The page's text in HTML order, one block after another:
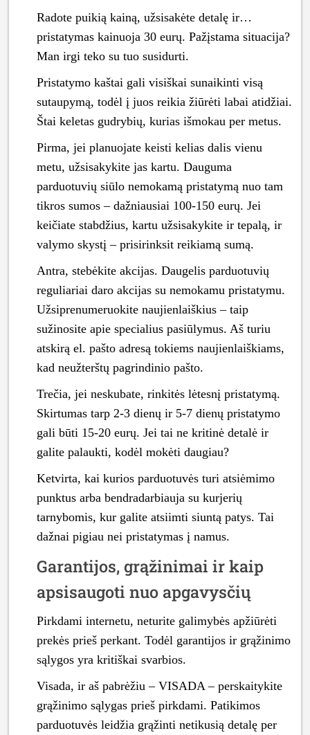
Radote puikią kainą, užsisakėte detalę ir…
pristatymas kainuoja 30 eurų. Pažįstama situacija?
Man irgi teko su tuo susidurti.
Pristatymo kaštai gali visiškai sunaikinti visą
sutaupymą, todėl į juos reikia žiūrėti labai atidžiai.
Štai keletas gudrybių, kurias išmokau per metus.
Pirma, jei planuojate keisti kelias dalis vienu
metu, užsisakykite jas kartu. Dauguma
parduotuvių siūlo nemokamą pristatymą nuo tam
tikros sumos – dažniausiai 100-150 eurų. Jei
keičiate stabdžius, kartu užsisakykite ir tepalą, ir
valymo skystį – prisirinksit reikiamą sumą.
Antra, stebėkite akcijas. Daugelis parduotuvių
reguliariai daro akcijas su nemokamu pristatymu.
Užsiprenumeruokite naujienlaiškius – taip
sužinosite apie specialius pasiūlymus. Aš turiu
atskirą el. pašto adresą tokiems naujienlaiškiams,
kad neužterštų pagrindinio pašto.
Trečia, jei neskubate, rinkitės lėtesnį pristatymą.
Skirtumas tarp 2-3 dienų ir 5-7 dienų pristatymo
gali būti 15-20 eurų. Jei tai ne kritinė detalė ir
galite palaukti, kodėl mokėti daugiau?
Ketvirta, kai kurios parduotuvės turi atsiėmimo
punktus arba bendradarbiauja su kurjerių
tarnybomis, kur galite atsiimti siuntą patys. Tai
dažnai pigiau nei pristatymas į namus.
Garantijos, grąžinimai ir kaip
apsisaugoti nuo apgavysčių
Pirkdami internetu, neturite galimybės apžiūrėti
prekės prieš perkant. Todėl garantijos ir grąžinimo
sąlygos yra kritiškai svarbios.
Visada, ir aš pabrėžiu – VISADA – perskaitykite
grąžinimo sąlygas prieš pirkdami. Patikimos
parduotuvės leidžia grąžinti netikusią detalę per